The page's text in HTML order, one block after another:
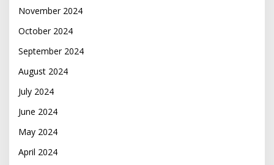
November 2024
October 2024
September 2024
August 2024
July 2024
June 2024
May 2024
April 2024